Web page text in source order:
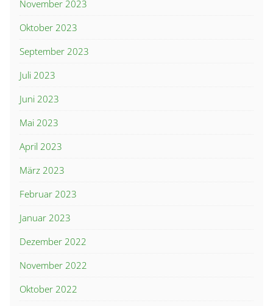
November 2023
Oktober 2023
September 2023
Juli 2023
Juni 2023
Mai 2023
April 2023
März 2023
Februar 2023
Januar 2023
Dezember 2022
November 2022
Oktober 2022